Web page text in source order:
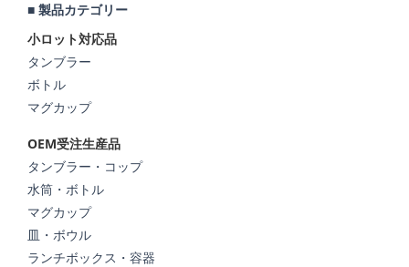
■ 製品カテゴリー
小ロット対応品
タンブラー
ボトル
マグカップ
OEM受注生産品
タンブラー・コップ
水筒・ボトル
マグカップ
皿・ボウル
ランチボックス・容器